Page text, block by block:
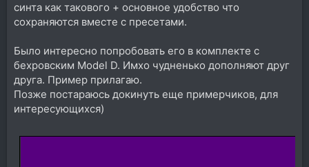
синта как такового + основное удобство что
сохраняются вместе с пресетами.
Было интересно попробовать его в комплекте с
бехровским Model D. Имхо чудненько дополняют друг
друга. Пример прилагаю.
Позже постараюсь докинуть еще примерчиков, для
интересующихся)